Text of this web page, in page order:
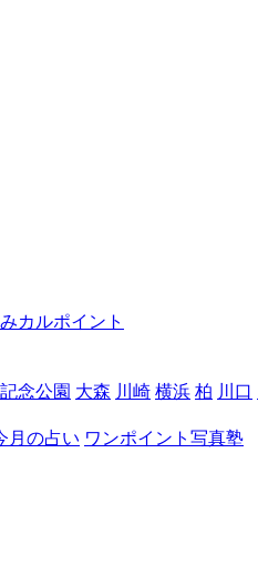
カルポイント
念公園 大森 川崎 横浜 柏 川口
月の占い ワンポイント写真塾